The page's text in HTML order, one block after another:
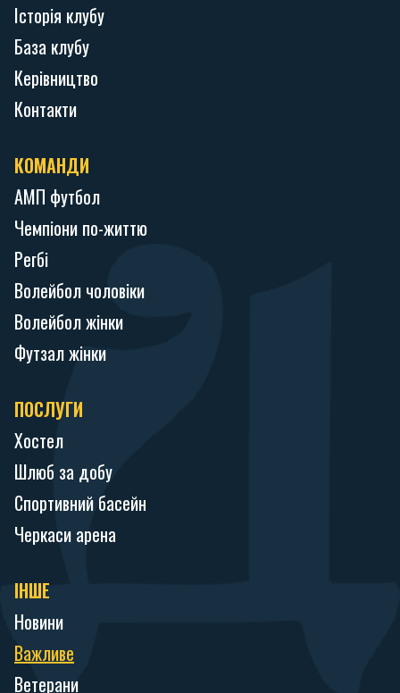
Історія клубу
База клубу
Керівництво
Контакти
КОМАНДИ
АМП футбол
Чемпіони по-життю
Регбі
Волейбол чоловіки
Волейбол жінки
Футзал жінки
ПОСЛУГИ
Хостел
Шлюб за добу
Спортивний басейн
Черкаси арена
ІНШЕ
Новини
Важливе
Ветерани